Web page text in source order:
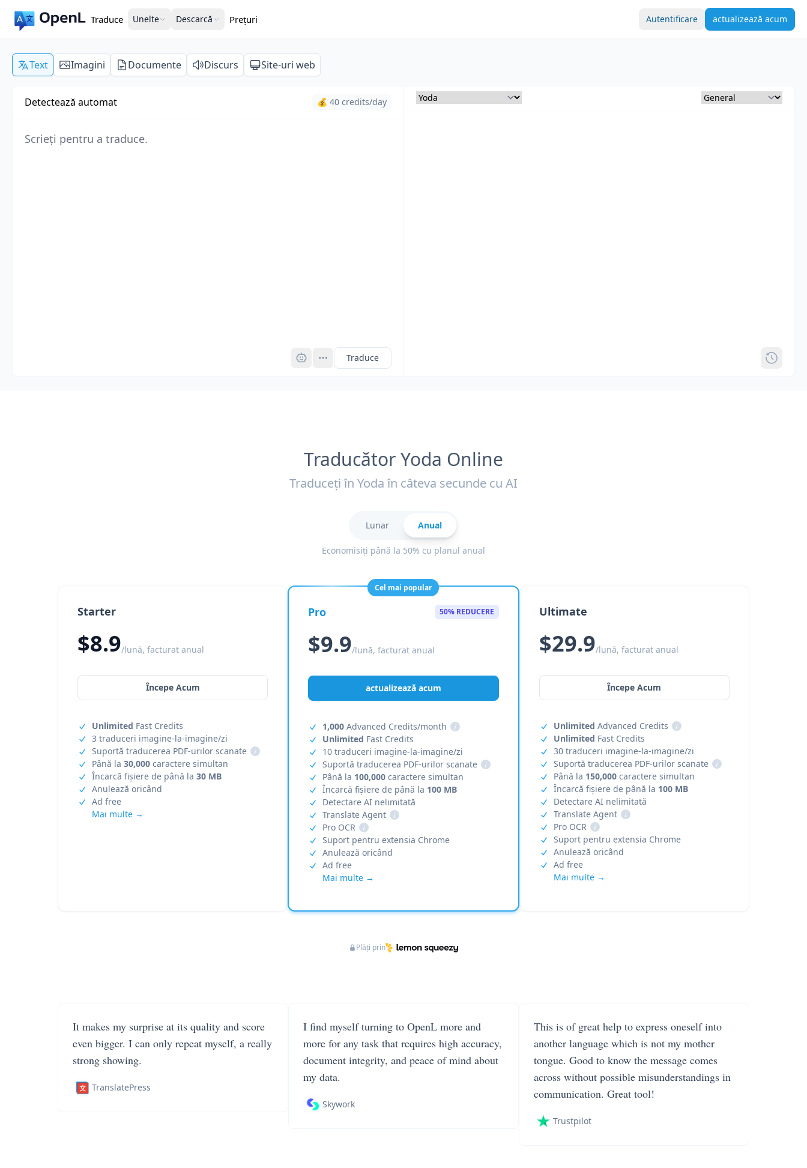
Traduce Unelte Descarcă Prețuri Autentificare actualizează acum
Text Imagini Documente Discurs Site-uri web
Detectează automat 💰 40 credits/day
Traduce
Traducător Yoda Online
Traduceți în Yoda în câteva secunde cu AI
Lunar Anual
Economisiți până la 50% cu planul anual
Starter
$8.9/lună, facturat anual
Începe Acum
Unlimited Fast Credits
3 traduceri imagine-la-imagine/zi
Suportă traducerea PDF-urilor scanate
i
Până la 30,000 caractere simultan
Încarcă fișiere de până la 30 MB
Anulează oricând
Ad free
Mai multe →
Cel mai popular
Pro 50% REDUCERE
$9.9/lună, facturat anual
actualizează acum
1,000 Advanced Credits/month
i
Unlimited Fast Credits
10 traduceri imagine-la-imagine/zi
Suportă traducerea PDF-urilor scanate
i
Până la 100,000 caractere simultan
Încarcă fișiere de până la 100 MB
Detectare AI nelimitată
Translate Agent
i
Pro OCR
i
Suport pentru extensia Chrome
Anulează oricând
Ad free
Mai multe →
Ultimate
$29.9/lună, facturat anual
Începe Acum
Unlimited Advanced Credits
i
Unlimited Fast Credits
30 traduceri imagine-la-imagine/zi
Suportă traducerea PDF-urilor scanate
i
Până la 150,000caractere simultan
Încarcă fișiere de până la 100 MB
Detectare AI nelimitată
Translate Agent
i
Pro OCR
i
Suport pentru extensia Chrome
Anulează oricând
Ad free
Mai multe →
Plăți prin
It makes my surprise at its quality and score
even bigger. I can only repeat myself, a really
strong showing.
TranslatePress
I find myself turning to OpenL more and
more for any task that requires high accuracy,
document integrity, and peace of mind about
my data.
Skywork
This is of great help to express oneself into
another language which is not my mother
tongue. Good to know the message comes
across without possible misunderstandings in
communication. Great tool!
Trustpilot